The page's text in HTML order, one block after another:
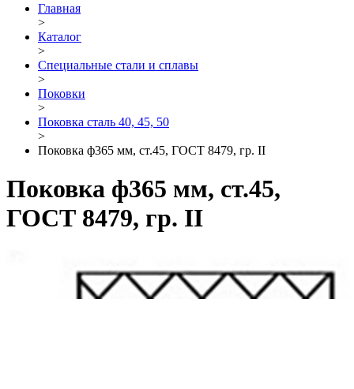
Главная
>
Каталог
>
Специальные стали и сплавы
>
Поковки
>
Поковка сталь 40, 45, 50
>
Поковка ф365 мм, ст.45, ГОСТ 8479, гр. II
Поковка ф365 мм, ст.45,
ГОСТ 8479, гр. II